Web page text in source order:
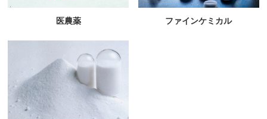
医農薬 ファインケミカル